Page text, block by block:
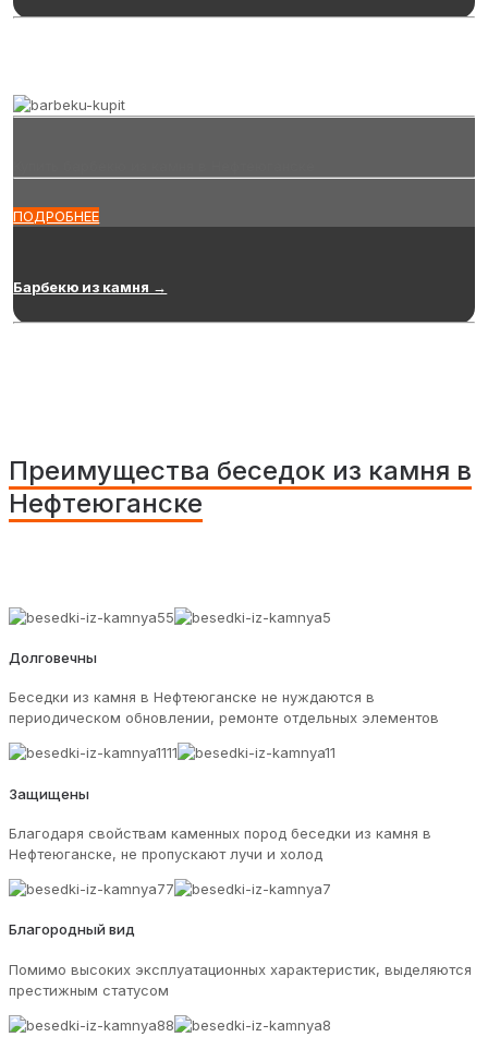
ПОДРОБНЕЕ
Барбекю из камня →
Преимущества беседок из камня в
Нефтеюганске
Долговечны
Беседки из камня в Нефтеюганске не нуждаются в
периодическом обновлении, ремонте отдельных элементов
Защищены
Благодаря свойствам каменных пород беседки из камня в
Нефтеюганске, не пропускают лучи и холод
Благородный вид
Помимо высоких эксплуатационных характеристик, выделяются
престижным статусом